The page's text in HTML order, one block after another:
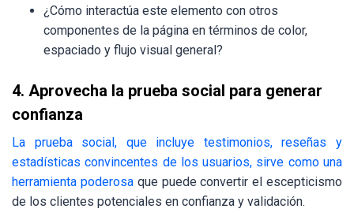
¿Cómo interactúa este elemento con otros
componentes de la página en términos de color,
espaciado y flujo visual general?
4. Aprovecha la prueba social para generar
confianza
La prueba social, que incluye testimonios, reseñas y
estadísticas convincentes de los usuarios, sirve como una
herramienta poderosaque puede convertir el escepticismo
de los clientes potenciales en confianza y validación.